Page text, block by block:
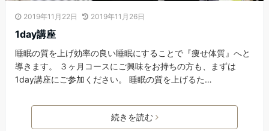
2019年11月22日 2019年11月26日
1day講座
睡眠の質を上げ効率の良い睡眠にすることで『痩せ体質』へと
導きます。 ３ヶ月コースにご興味をお持ちの方も、まずは
1day講座にご参加ください。 睡眠の質を上げるた…
続きを読む